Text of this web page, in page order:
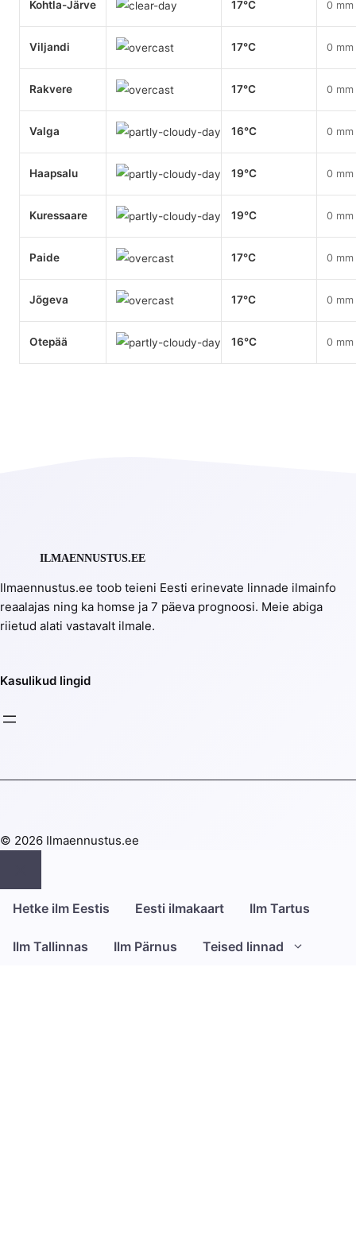
Kohtla-Järve 17°C 0 mm
Viljandi 17°C 0 mm
Rakvere 17°C 0 mm
Valga 16°C 0 mm
Haapsalu 19°C 0 mm
Kuressaare 19°C 0 mm
Paide 17°C 0 mm
Jõgeva 17°C 0 mm
Otepää 16°C 0 mm
ILMAENNUSTUS.EE
Ilmaennustus.ee toob teieni Eesti erinevate linnade ilmainfo
reaalajas ning ka homse ja 7 päeva prognoosi. Meie abiga
riietud alati vastavalt ilmale.
Kasulikud lingid
© 2026 Ilmaennustus.ee
Close
Hetke ilm Eestis Eesti ilmakaart Ilm Tartus
Ilm Tallinnas Ilm Pärnus Teised linnad